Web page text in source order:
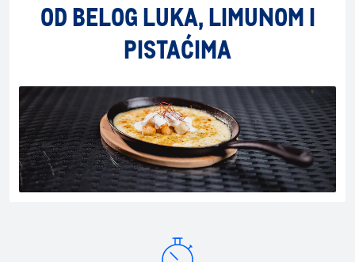
OD BELOG LUKA, LIMUNOM I
PISTAĆIMA